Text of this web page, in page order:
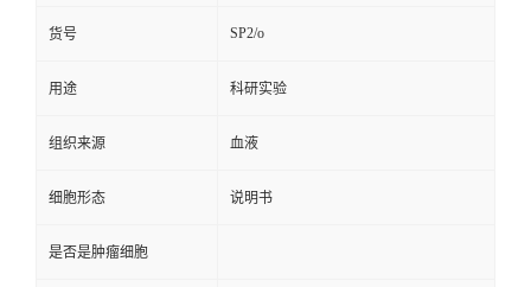
货号 SP2/o
用途 科研实验
组织来源 血液
细胞形态 说明书
是否是肿瘤细胞